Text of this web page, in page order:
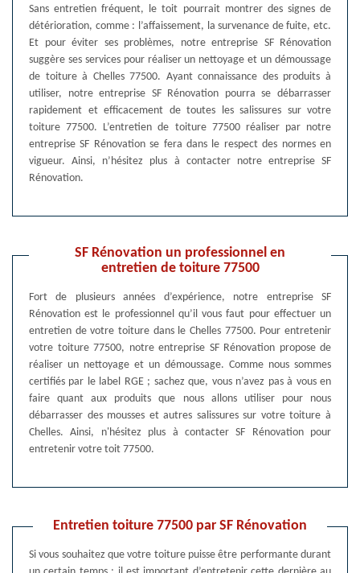
Sans entretien fréquent, le toit pourrait montrer des signes de
détérioration, comme : l’affaissement, la survenance de fuite, etc.
Et pour éviter ses problèmes, notre entreprise SF Rénovation
suggère ses services pour réaliser un nettoyage et un démoussage
de toiture à Chelles 77500. Ayant connaissance des produits à
utiliser, notre entreprise SF Rénovation pourra se débarrasser
rapidement et efficacement de toutes les salissures sur votre
toiture 77500. L’entretien de toiture 77500 réaliser par notre
entreprise SF Rénovation se fera dans le respect des normes en
vigueur. Ainsi, n’hésitez plus à contacter notre entreprise SF
Rénovation.
SF Rénovation un professionnel en
entretien de toiture 77500
Fort de plusieurs années d’expérience, notre entreprise SF
Rénovation est le professionnel qu’il vous faut pour effectuer un
entretien de votre toiture dans le Chelles 77500. Pour entretenir
votre toiture 77500, notre entreprise SF Rénovation propose de
réaliser un nettoyage et un démoussage. Comme nous sommes
certifiés par le label RGE ; sachez que, vous n’avez pas à vous en
faire quant aux produits que nous allons utiliser pour nous
débarrasser des mousses et autres salissures sur votre toiture à
Chelles. Ainsi, n'hésitez plus à contacter SF Rénovation pour
entretenir votre toit 77500.
Entretien toiture 77500 par SF Rénovation
Si vous souhaitez que votre toiture puisse être performante durant